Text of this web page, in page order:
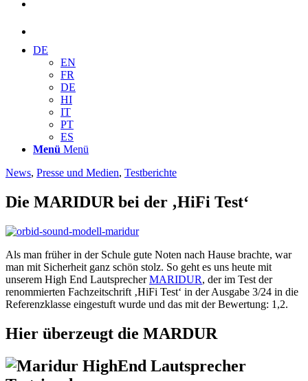
DE
EN
FR
DE
HI
IT
PT
ES
Menü Menü
News, Presse und Medien, Testberichte
Die MARIDUR bei der ‚HiFi Test‘
Als man früher in der Schule gute Noten nach Hause brachte, war
man mit Sicherheit ganz schön stolz. So geht es uns heute mit
unserem High End LautsprecherMARIDUR, der im Test der
renommierten Fachzeitschrift ‚HiFi Test‘ in der Ausgabe 3/24 in die
Referenzklasse eingestuft wurde und das mit der Bewertung: 1,2.
Hier überzeugt die MARDUR